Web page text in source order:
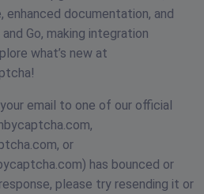
enhanced documentation, and
Go, making integration
what’s new at
email to one of our official
,
, or
) has bounced or
please try resending it or